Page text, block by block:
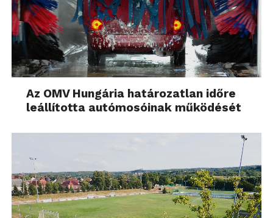
Az OMV Hungária határozatlan időre
leállította autómosóinak működését